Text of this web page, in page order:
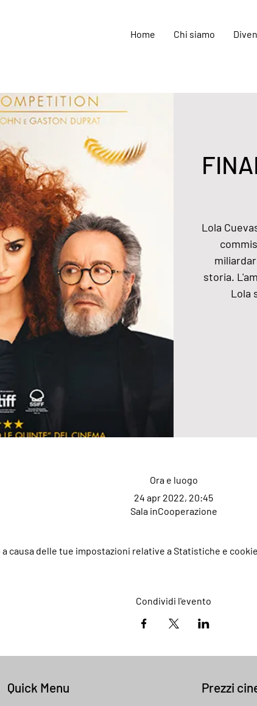
Home Chi siamo
Lola
storia.
Lola
Ora e luogo
24 apr 2022, 20:45
Sala inCooperazione
causa delle tue impostazioni relative a Statistiche e
Condividi l'evento
Quick Menu Prezzi